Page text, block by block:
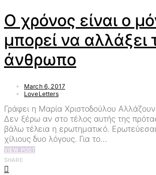
Ο χρόνος είναι ο
μπορεί να αλλάξει
άνθρωπο
March 6, 2017
LoveLetters
Γράφει η Μαρία Χριστοδούλου
Δεν ξέρω αν στο τέλος αυτής της
βάλω τέλεια η ερωτηματικό.
χίλιους δυο λόγους. Για το…
VIEW POST
SHARE